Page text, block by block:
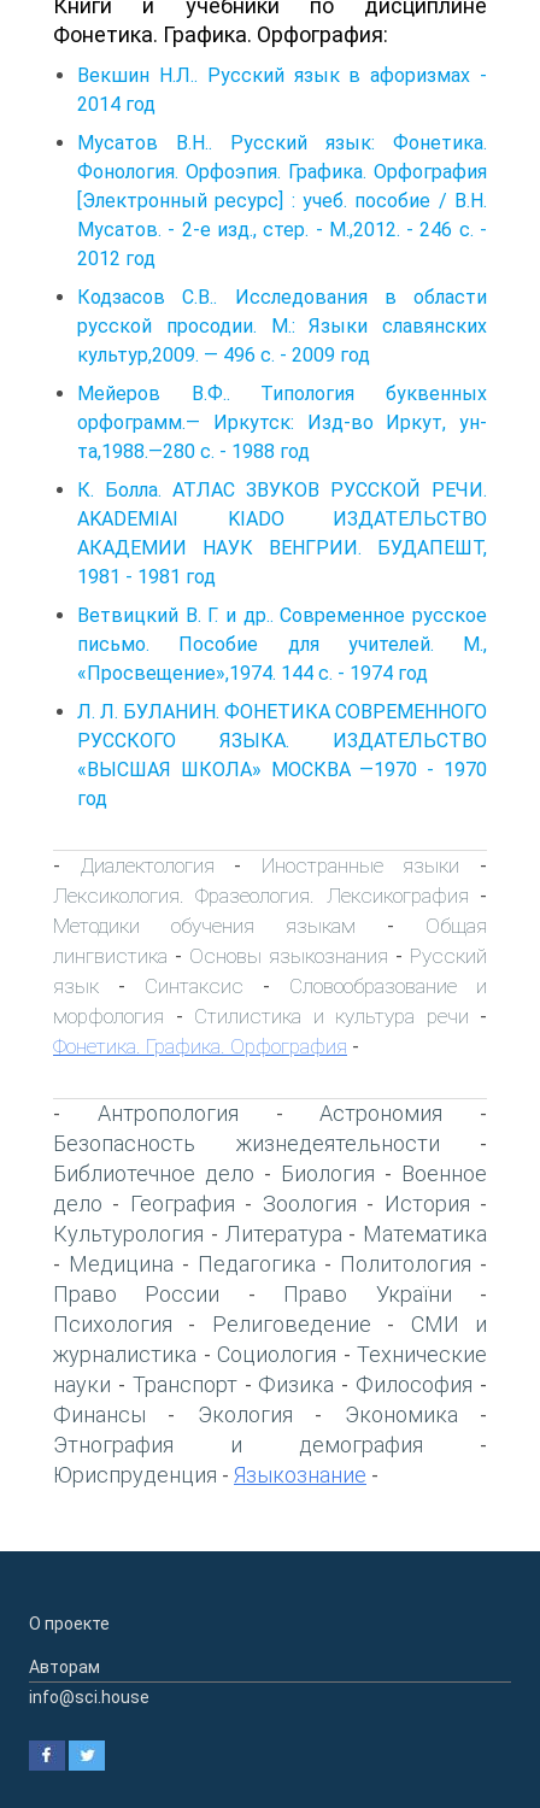
Книги и учебники по дисциплине
Фонетика. Графика. Орфография:
Векшин Н.Л.. Русский язык в афоризмах -
2014 год
Мусатов В.Н.. Русский язык: Фонетика.
Фонология. Орфоэпия. Графика. Орфография
[Электронный ресурс] : учеб. пособие / В.Н.
Мусатов. - 2-е изд., стер. - М.,2012. - 246 с. -
2012 год
Кодзасов С.В.. Исследования в области
русской просодии. М.: Языки славянских
культур,2009. — 496 с. - 2009 год
Мейеров В.Ф.. Типология буквенных
орфограмм.— Иркутск: Изд-во Иркут, ун-
та,1988.—280 с. - 1988 год
К. Болла. АТЛАС ЗВУКОВ РУССКОЙ РЕЧИ.
AKADEMIAI KIADO ИЗДАТЕЛЬСТВО
АКАДЕМИИ НАУК ВЕНГРИИ. БУДАПЕШТ,
1981 - 1981 год
Ветвицкий В. Г. и др.. Современное русское
письмо. Пособие для учителей. М.,
«Просвещение»,1974. 144 с. - 1974 год
Л. Л. БУЛАНИН. ФОНЕТИКА СОВРЕМЕННОГО
РУССКОГО ЯЗЫКА. ИЗДАТЕЛЬСТВО
«ВЫСШАЯ ШКОЛА» МОСКВА —1970 - 1970
год
- Диалектология - Иностранные языки -
Лексикология. Фразеология. Лексикография -
Методики обучения языкам - Общая
лингвистика - Основы языкознания - Русский
язык - Синтаксис - Словообразование и
морфология - Стилистика и культура речи -
Фонетика. Графика. Орфография -
- Антропология -Астрономия -
Безопасность жизнедеятельности -
Библиотечное дело - Биология - Военное
дело - География - Зоология - История -
Культурология - Литература - Математика
- Медицина - Педагогика - Политология -
Право России - Право України -
Психология - Религоведение - СМИ и
журналистика - Социология - Технические
науки - Транспорт- Физика - Философия -
Финансы - Экология - Экономика -
Этнография и демография -
Юриспруденция - Языкознание -
О проекте
Авторам
info@sci.house